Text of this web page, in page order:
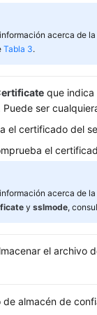
acerca de
Tabla 3.
que indica
ser
el certificado del
el
acerca de
ysslmode,
el archivo
almacén de